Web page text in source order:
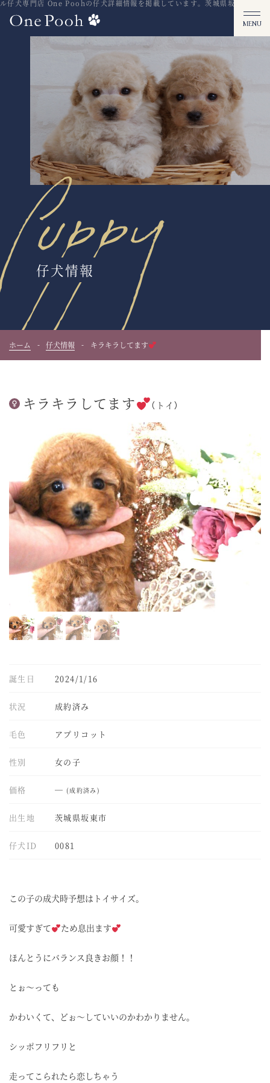
犬専門店 One Poohの仔犬詳細情報を掲載しています。茨城県坂東市
仔犬情報
ホーム 仔犬情報 キラキラしてます
キラキラしてます （トイ）
誕生日 2024/1/16
状況 成約済み
毛色 アプリコット
性別 女の子
価格 ― (成約済み)
出生地 茨城県坂東市
仔犬ID 0081
この子の成犬時予想はトイサイズ。
可愛すぎて ため息出ます
ほんとうにバランス良きお顔！！
とぉ～っても
かわいくて、どぉ～していいのかわかりません。
シッポフリフリと
走ってこられたら恋しちゃう